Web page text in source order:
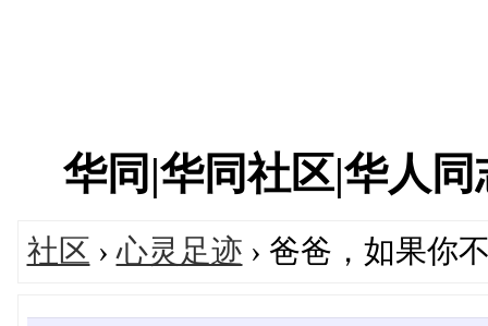
华同|华同社区|华人
社区 ›心灵足迹 › 爸爸，如果你